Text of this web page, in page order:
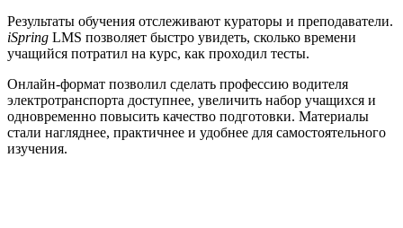
Результаты обучения отслеживают кураторы и преподаватели.
iSpring LMS позволяет быстро увидеть, сколько времени
учащийся потратил на курс, как проходил тесты.
Онлайн-формат позволил сделать профессию водителя
электротранспорта доступнее, увеличить набор учащихся и
одновременно повысить качество подготовки. Материалы
стали нагляднее, практичнее и удобнее для самостоятельного
изучения.